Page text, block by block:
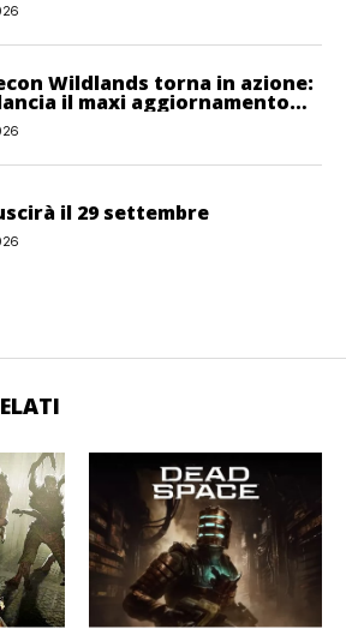
Wildlands torna in azione:
il maxi aggiornamento
Rites
il 29 settembre